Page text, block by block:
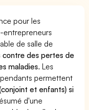
pour les
entrepreneurs
de salle de
contre des pertes de
maladies. Les
permettent
et enfants) si
d'une